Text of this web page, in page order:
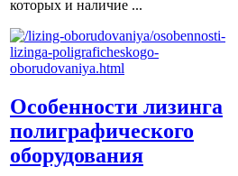
которых и наличие ...
Особенности лизинга
полиграфического
оборудования